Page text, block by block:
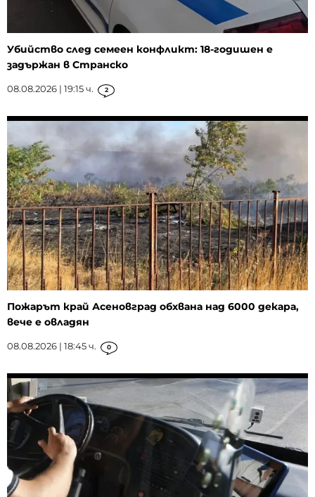
Убийство след семеен конфликт: 18-годишен е
задържан в Странско
08.08.2026 | 19:15 ч. 2
Пожарът край Асеновград обхвана над 6000 декара,
вече е овладян
08.08.2026 | 18:45 ч. 0